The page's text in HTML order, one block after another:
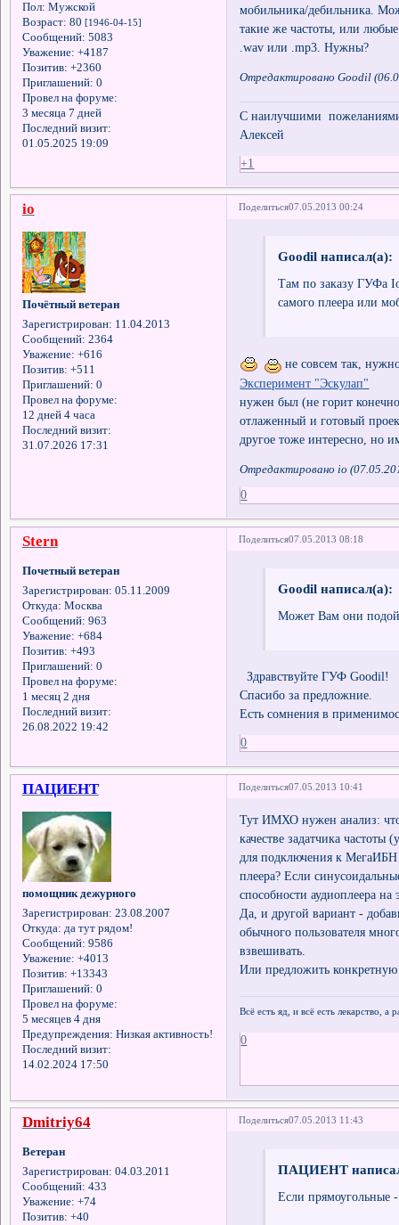
Пол: Мужской
Возраст: 80 [1946-04-15]
Сообщений: 5083
Уважение: +4187
Позитив: +2360
Приглашений: 0
Провел на форуме:
3 месяца 7 дней
Последний визит:
01.05.2025 19:09
мобильника/дебильника.
такие же частоты, или
.wav или .mp3. Нужны?
Отредактировано Goodil
С наилучшими пожеланиями
Алексей
+1
Поделиться07.05.2013 00:24
io
Почётный ветеран
Зарегистрирован: 11.04.2013
Сообщений: 2364
Уважение: +616
Позитив: +511
Приглашений: 0
Провел на форуме:
12 дней 4 часа
Последний визит:
31.07.2026 17:31
Goodil написал(а):
Там по заказу ГУФа
самого плеера или
не совсем так,
Эксперимент "Эскулап"
нужен был (не горит
отлаженный и готовый
другое тоже интересно, но
Отредактировано io
0
Поделиться07.05.2013 08:18
Stern
Почетный ветеран
Зарегистрирован: 05.11.2009
Откуда: Москва
Сообщений: 963
Уважение: +684
Позитив: +493
Приглашений: 0
Провел на форуме:
1 месяц 2 дня
Последний визит:
26.08.2022 19:42
Goodil написал(а):
Может Вам они
Здравствуйте ГУФ Goodil!
Спасибо за предложние.
Есть сомнения в
0
Поделиться07.05.2013 10:41
ПАЦИЕНТ
помощник дежурного
Зарегистрирован: 23.08.2007
Откуда: да тут рядом!
Сообщений: 9586
Уважение: +4013
Позитив: +13343
Приглашений: 0
Провел на форуме:
5 месяцев 4 дня
Предупреждения: Низкая активность!
Последний визит:
14.02.2024 17:50
Тут ИМХО нужен анализ:
качестве задатчика
для подключения к МегаИБН
плеера? Если
способности аудиоплеера
Да, и другой вариант -
обычного пользователя
взвешивать.
Или предложить
Всё есть яд, и всё есть лекарство,
0
Поделиться07.05.2013 11:43
Dmitriy64
Ветеран
Зарегистрирован: 04.03.2011
Сообщений: 433
Уважение: +74
Позитив: +40
ПАЦИЕНТ
Если прямоугольные -